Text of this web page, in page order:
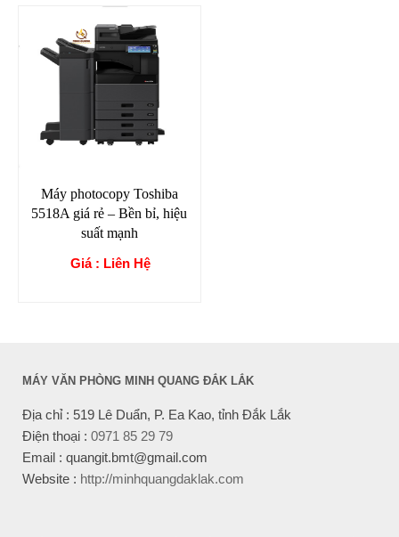
Máy photocopy Toshiba
5518A giá rẻ – Bền bỉ, hiệu
suất mạnh
Giá : Liên Hệ
MÁY VĂN PHÒNG MINH QUANG ĐẮK LẮK
Địa chỉ : 519 Lê Duẩn, P. Ea Kao, tỉnh Đắk Lắk
Điện thoại : 0971 85 29 79
Email : quangit.bmt@gmail.com
Website : http://minhquangdaklak.com